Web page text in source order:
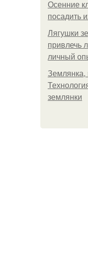
Осенние
посадить
Лягушки
привлечь
личный
Землянка,
землянки